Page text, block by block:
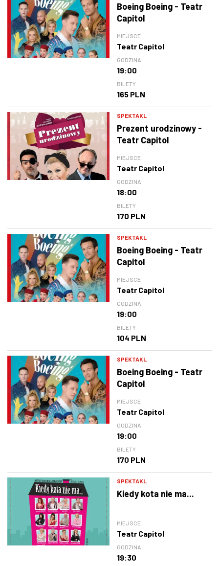
Boeing Boeing - Teatr
Capitol
MIEJSCE
Teatr Capitol
GODZINA
19:00
BILETY
165 PLN
SPEKTAKL
Prezent urodzinowy -
Teatr Capitol
MIEJSCE
Teatr Capitol
GODZINA
18:00
BILETY
170 PLN
SPEKTAKL
Boeing Boeing - Teatr
Capitol
MIEJSCE
Teatr Capitol
GODZINA
19:00
BILETY
104 PLN
SPEKTAKL
Boeing Boeing - Teatr
Capitol
MIEJSCE
Teatr Capitol
GODZINA
19:00
BILETY
170 PLN
SPEKTAKL
Kiedy kota nie ma...
MIEJSCE
Teatr Capitol
GODZINA
19:30